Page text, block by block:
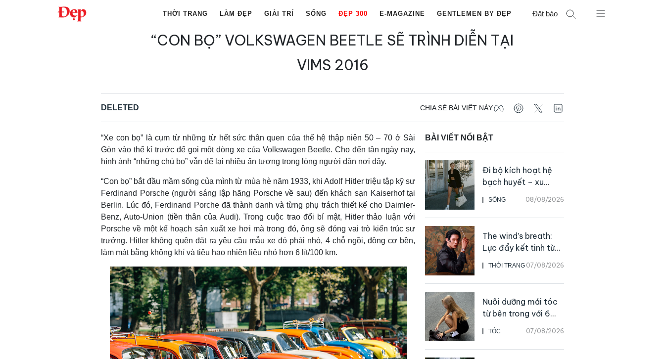
THỜI TRANG LÀM ĐẸP GIẢI TRÍ SỐNG ĐẸP 300 E-MAGAZINE GENTLEMEN BY ĐẸP Đặt báo
“CON BỌ” VOLKSWAGEN BEETLE SẼ TRÌNH DIỄN TẠI
VIMS 2016
DELETED CHIA SẺ BÀI VIẾT NÀY
“Xe con bọ” là cụm từ những từ hết sức thân quen của thế hệ thập niên 50 – 70 ở Sài
Gòn vào thế kỉ trước để gọi một dòng xe của Volkswagen Beetle. Cho đến tận ngày nay,
hình ảnh “những chú bọ” vẫn để lại nhiều ấn tượng trong lòng người dân nơi đây.
“Con bọ” bắt đầu mầm sống của mình từ mùa hè năm 1933, khi Adolf Hitler triệu tập kỹ sư
Ferdinand Porsche (người sáng lập hãng Porsche về sau) đến khách sạn Kaiserhof tại
Berlin. Lúc đó, Ferdinand Porche đã thành danh và từng phụ trách thiết kế cho Daimler-
Benz, Auto-Union (tiền thân của Audi). Trong cuộc trao đổi bí mật, Hitler thảo luận với
Porsche về một kế hoạch sản xuất xe hơi mà trong đó, ông sẽ đóng vai trò kiến trúc sư
trưởng. Hitler không quên đặt ra yêu cầu mẫu xe đó phải nhỏ, 4 chỗ ngồi, động cơ bền,
làm mát bằng không khí và tiêu hao nhiên liệu nhỏ hơn 6 lít/100 km.
BÀI VIẾT NỔI BẬT
SỐNG 08/08/2026
Đi bộ kích hoạt hệ
bạch huyết – xu
hướng tập luyện đơn
giản ai cũng có thể
bắt đầu
THỜI TRANG 07/08/2026
The wind’s breath:
Lực đẩy kết tinh từ
sự kiên định
TÓC 07/08/2026
Nuôi dưỡng mái tóc
từ bên trong với 6
thực phẩm giàu
dưỡng chất